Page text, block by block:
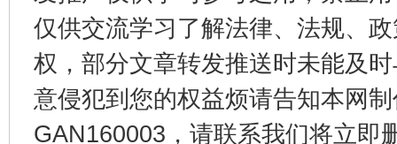
仅供交流学习了解法律、法规、
权，部分文章转发推送时未能及
意侵犯到您的权益烦请告知本网
GAN160003，请联系我们将立即